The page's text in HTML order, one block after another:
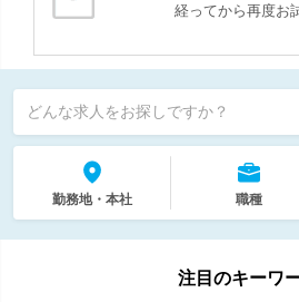
経ってから再度お
どんな求人をお探しですか？
勤務地・本社 職種
注目のキーワ